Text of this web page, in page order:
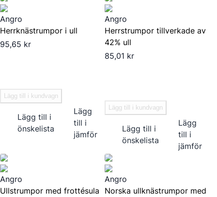
Angro
Herrknästrumpor i ull
95,65 kr
Lägg till i kundvagn
Lägg till i
önskelista
Lägg
till i
jämför
Angro
Herrstrumpor tillverkade av
42% ull
85,01 kr
Lägg till i kundvagn
Lägg till i
önskelista
Lägg
till i
jämför
Angro
Ullstrumpor med frottésula
Angro
Norska ullknästrumpor med